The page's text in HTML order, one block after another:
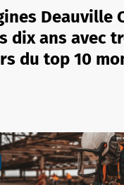
Deauville
dix ans avec
du top 10